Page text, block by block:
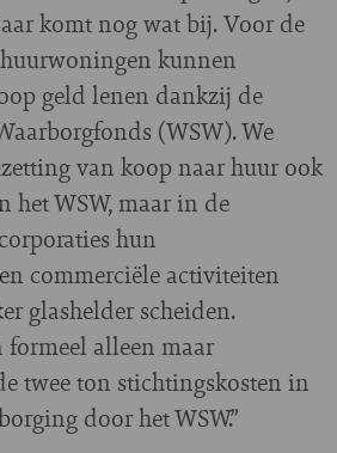
komt nog wat bij. Voor de
kunnen
geld lenen dankzij de
(WSW). We
van koop naar huur ook
het WSW, maar in de
hun
commerciële activiteiten
glashelder scheiden.
alleen maar
twee ton stichtingskosten in
door het WSW.”